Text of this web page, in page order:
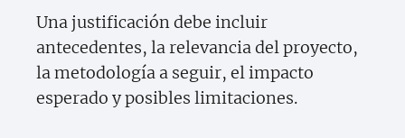
Una justificación debe incluir
antecedentes, la relevancia del proyecto,
la metodología a seguir, el impacto
esperado y posibles limitaciones.